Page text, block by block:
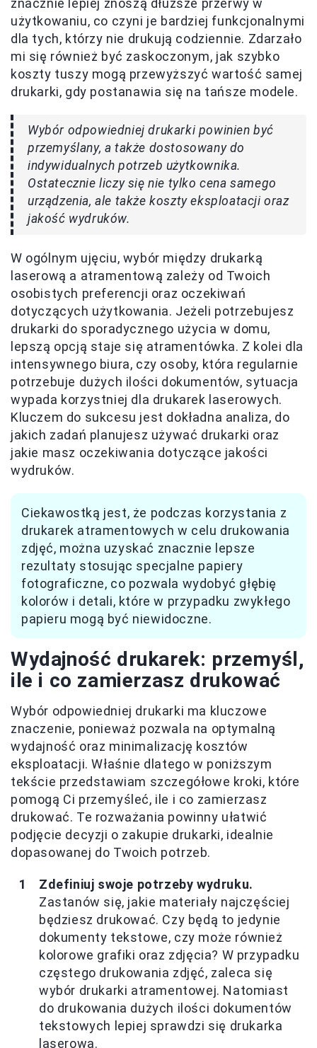
użytkowaniu, co czyni je bardziej funkcjonalnymi
dla tych, którzy nie drukują codziennie. Zdarzało
mi się również być zaskoczonym, jak szybko
koszty tuszy mogą przewyższyć wartość samej
drukarki, gdy postanawia się na tańsze modele.
Wybór odpowiedniej drukarki powinien być
przemyślany, a także dostosowany do
indywidualnych potrzeb użytkownika.
Ostatecznie liczy się nie tylko cena samego
urządzenia, ale także koszty eksploatacji oraz
jakość wydruków.
W ogólnym ujęciu, wybór między drukarką
laserową a atramentową zależy od Twoich
osobistych preferencji oraz oczekiwań
dotyczących użytkowania. Jeżeli potrzebujesz
drukarki do sporadycznego użycia w domu,
lepszą opcją staje się atramentówka. Z kolei dla
intensywnego biura, czy osoby, która regularnie
potrzebuje dużych ilości dokumentów, sytuacja
wypada korzystniej dla drukarek laserowych.
Kluczem do sukcesu jest dokładna analiza, do
jakich zadań planujesz używać drukarki oraz
jakie masz oczekiwania dotyczące jakości
wydruków.
Ciekawostką jest, że podczas korzystania z
drukarek atramentowych w celu drukowania
zdjęć, można uzyskać znacznie lepsze
rezultaty stosując specjalne papiery
fotograficzne, co pozwala wydobyć głębię
kolorów i detali, które w przypadku zwykłego
papieru mogą być niewidoczne.
Wydajność drukarek: przemyśl,
ile i co zamierzasz drukować
Wybór odpowiedniej drukarki ma kluczowe
znaczenie, ponieważ pozwala na optymalną
wydajność oraz minimalizację kosztów
eksploatacji. Właśnie dlatego w poniższym
tekście przedstawiam szczegółowe kroki, które
pomogą Ci przemyśleć, ile i co zamierzasz
drukować. Te rozważania powinny ułatwić
podjęcie decyzji o zakupie drukarki, idealnie
dopasowanej do Twoich potrzeb.
Zdefiniuj swoje potrzeby wydruku.
Zastanów się, jakie materiały najczęściej
będziesz drukować. Czy będą to jedynie
dokumenty tekstowe, czy może również
kolorowe grafiki oraz zdjęcia? W przypadku
częstego drukowania zdjęć, zaleca się
wybór drukarki atramentowej. Natomiast
do drukowania dużych ilości dokumentów
tekstowych lepiej sprawdzi się drukarka
laserowa.